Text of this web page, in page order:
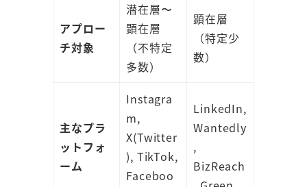
アプロー
チ対象
潜在層〜
顕在層
（不特定
多数）
顕在層
（特定少
数）
主なプラ
ットフォ
ーム
Instagra
m,
X(Twitter
), TikTok,
Faceboo
LinkedIn,
Wantedly
,
BizReach